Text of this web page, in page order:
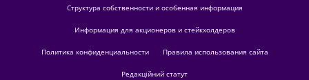
Структура собственности и особенная информация
Информация для акционеров и стейкхолдеров
Политика конфиденциальности Правила использования сайта
Редакційний статут